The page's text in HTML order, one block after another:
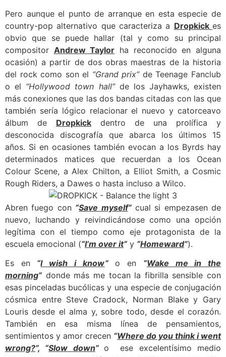
Pero aunque el punto de arranque en esta especie de
country-pop alternativo que caracteriza a Dropkickes
obvio que se puede hallar (tal y como su principal
compositor Andrew Taylor ha reconocido en alguna
ocasión) a partir de dos obras maestras de la historia
del rock como son el “Grand prix”de Teenage Fanclub
o el “Hollywood town hall”de los Jayhawks, existen
más conexiones que las dos bandas citadas con las que
también sería lógico relacionar el nuevo y catorceavo
álbum de Dropkick dentro de una prolífica y
desconocida discografía que abarca los últimos 15
años. Si en ocasiones también evocan a los Byrds hay
determinados matices que recuerdan a los Ocean
Colour Scene, a Alex Chilton, a Elliot Smith, a Cosmic
Rough Riders, a Dawes o hasta incluso a Wilco.
Abren fuego con “Save myself”cual si empezasen de
nuevo, luchando y reivindicándose como una opción
legítima con el tiempo como eje protagonista de la
escuela emocional (“I’m over it” y “Homeward”).
Es en “I wish i know”o en “Wake me in the
morning” donde más me tocan la fibrilla sensible con
esas pinceladas bucólicas y una especie de conjugación
cósmica entre Steve Cradock, Norman Blake y Gary
Louris desde el alma y, sobre todo, desde el corazón.
También en esa misma línea de pensamientos,
sentimientos y amor crecen “Where do you think i went
wrong?”, “Slow down” o ese excelentísimo medio